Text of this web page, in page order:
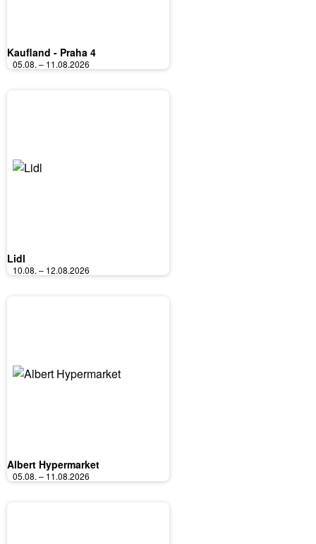
Kaufland - Praha 4
05.08. – 11.08.2026
Lidl
10.08. – 12.08.2026
Albert Hypermarket
05.08. – 11.08.2026